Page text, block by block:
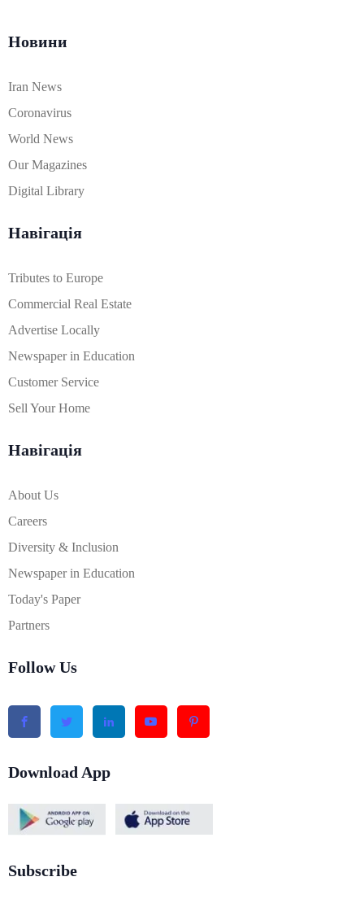
Новини
Iran News
Coronavirus
World News
Our Magazines
Digital Library
Навігація
Tributes to Europe
Commercial Real Estate
Advertise Locally
Newspaper in Education
Customer Service
Sell Your Home
Навігація
About Us
Careers
Diversity & Inclusion
Newspaper in Education
Today's Paper
Partners
Follow Us
Download App
Subscribe